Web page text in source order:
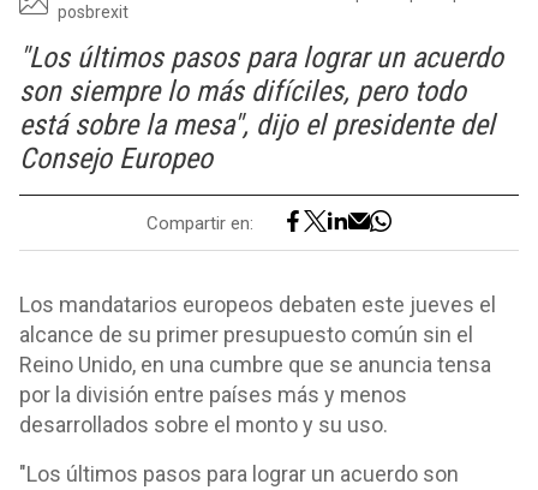
posbrexit
"Los últimos pasos para lograr un acuerdo
son siempre lo más difíciles, pero todo
está sobre la mesa", dijo el presidente del
Consejo Europeo
Compartir en:
Los mandatarios europeos debaten este jueves el
alcance de su primer presupuesto común sin el
Reino Unido, en una cumbre que se anuncia tensa
por la división entre países más y menos
desarrollados sobre el monto y su uso.
"Los últimos pasos para lograr un acuerdo son